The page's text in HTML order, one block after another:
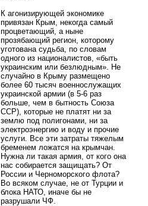
К агонизирующей экономике
привязан Крым, некогда самый
процветающий, а ныне
прозябающий регион, которому
уготована судьба, по словам
одного из националистов, «быть
украинским или безлюдным». Не
случайно в Крыму размещено
более 60 тысяч военнослужащих
украинской армии (в 5-6 раз
больше, чем в бытность Союза
ССР), которые не платят ни за
землю под полигонами, ни за
электроэнергию и воду и прочие
услуги. Все эти затраты тяжелым
бременем ложатся на крымчан.
Нужна ли такая армия, от кого она
нас собирается защищать? От
России и Черноморского флота?
Во всяком случае, не от Турции и
блока НАТО, иначе бы не
разрушали ЧФ.